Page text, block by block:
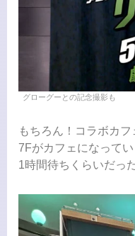
グローグーとの記念撮影も
もちろん！コラボカフ
7Fがカフェになってい
1時間待ちくらいだっ